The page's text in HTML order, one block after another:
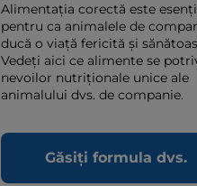
Alimentația corectă este
pentru ca animalele de
ducă o viață fericită și
Vedeți aici ce alimente se
nevoilor nutriționale unice ale
animalului dvs. de companie.
Găsiți formula dvs.